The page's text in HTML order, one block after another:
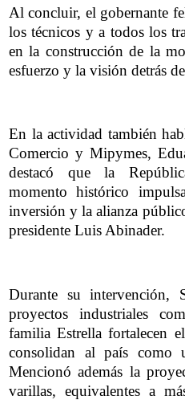
Al concluir, el gobernante
los técnicos y a todos los
en la construcción de la
esfuerzo y la visión detrás
En la actividad también
Comercio y Mipymes,
destacó que la
momento histórico
inversión y la alianza
presidente Luis Abinader.
Durante su intervención,
proyectos industriales
familia Estrella fortalecen
consolidan al país como
Mencionó además la
varillas, equivalentes a